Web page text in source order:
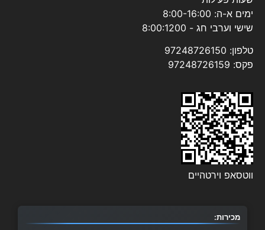
ימים א-ה: 8:00-16:00
שישי וערבי חג - 8:00:1200
טלפון: 97248726150
פקס: 97248726159
ווטסאפ וירטהיים
מכירות: